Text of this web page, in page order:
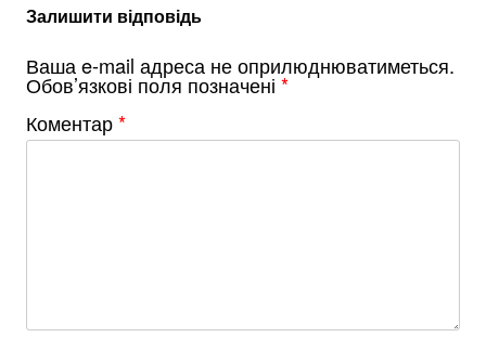
Залишити відповідь
Ваша e-mail адреса не оприлюднюватиметься.
Обов’язкові поля позначені *
Коментар*